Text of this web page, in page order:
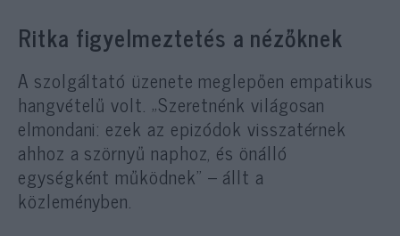
Ritka figyelmeztetés a nézőknek
A szolgáltató üzenete meglepően empatikus
hangvételű volt. „Szeretnénk világosan
elmondani: ezek az epizódok visszatérnek
ahhoz a szörnyű naphoz, és önálló
egységként működnek” – állt a
közleményben.